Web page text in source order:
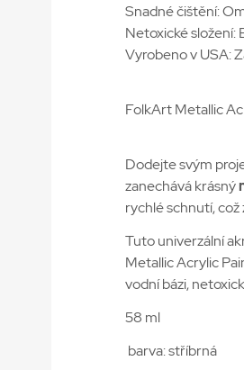
Snadné čištění:
Netoxické složení:
Vyrobeno v USA:
FolkArt Metallic
Dodejte svým
zanechává krásný
rychlé schnutí,
Tuto univerzální
Metallic Acrylic
vodní bázi,
58 ml
barva: stříbrná